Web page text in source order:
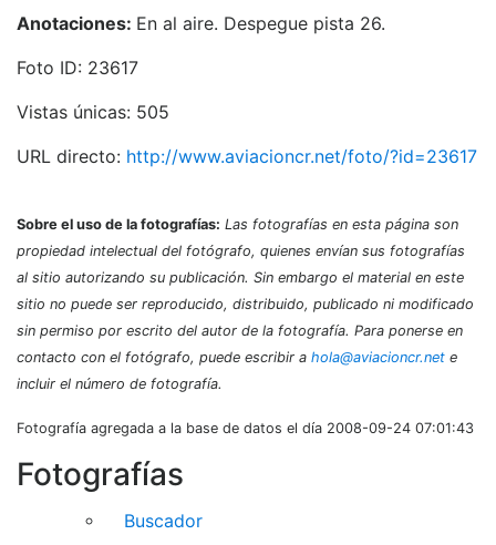
Anotaciones: En al aire. Despegue pista 26.
Foto ID: 23617
Vistas únicas: 505
URL directo: http://www.aviacioncr.net/foto/?id=23617
Sobre el uso de la fotografías: Las fotografías en esta página son
propiedad intelectual del fotógrafo, quienes envían sus fotografías
al sitio autorizando su publicación. Sin embargo el material en este
sitio no puede ser reproducido, distribuido, publicado ni modificado
sin permiso por escrito del autor de la fotografía. Para ponerse en
contacto con el fotógrafo, puede escribir a hola@aviacioncr.net e
incluir el número de fotografía.
Fotografía agregada a la base de datos el día 2008-09-24 07:01:43
Fotografías
Buscador